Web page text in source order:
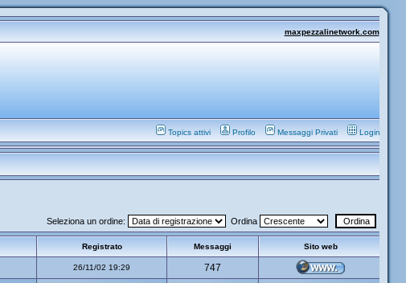
maxpezzalinetwork.com
Topics attivi Profilo Messaggi Privati Login
Seleziona un ordine: Ordina
Registrato Messaggi Sito web
26/11/02 19:29
747